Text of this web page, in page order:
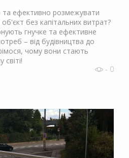
та ефективно розмежувати
без капітальних витрат?
гнучке та ефективне
– від будівництва до
чому вони стають
- 0